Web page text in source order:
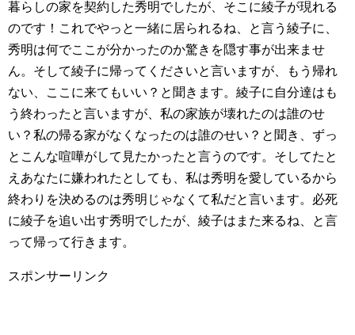
暮らしの家を契約した秀明でしたが、そこに綾子が現れる
のです！これでやっと一緒に居られるね、と言う綾子に、
秀明は何でここが分かったのか驚きを隠す事が出来ませ
ん。そして綾子に帰ってくださいと言いますが、もう帰れ
ない、ここに来てもいい？と聞きます。綾子に自分達はも
う終わったと言いますが、私の家族が壊れたのは誰のせ
い？私の帰る家がなくなったのは誰のせい？と聞き、ずっ
とこんな喧嘩がして見たかったと言うのです。そしてたと
えあなたに嫌われたとしても、私は秀明を愛しているから
終わりを決めるのは秀明じゃなくて私だと言います。必死
に綾子を追い出す秀明でしたが、綾子はまた来るね、と言
って帰って行きます。
スポンサーリンク